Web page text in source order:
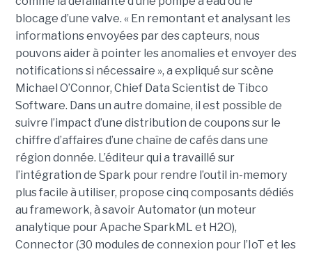
blocage d’une valve. « En remontant et analysant les
informations envoyées par des capteurs, nous
pouvons aider à pointer les anomalies et envoyer des
notifications si nécessaire », a expliqué sur scène
Michael O’Connor, Chief Data Scientist de Tibco
Software. Dans un autre domaine, il est possible de
suivre l’impact d’une distribution de coupons sur le
chiffre d’affaires d’une chaîne de cafés dans une
région donnée. L’éditeur qui a travaillé sur
l’intégration de Spark pour rendre l’outil in-memory
plus facile à utiliser, propose cinq composants dédiés
au framework, à savoir Automator (un moteur
analytique pour Apache SparkML et H2O),
Connector (30 modules de connexion pour l’IoT et les